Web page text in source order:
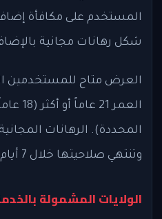
شكل رهانات مجانية
العرض متاح للمستخدمين
العمر
المحددة). الرهانات
وتنتهي صلاحيتها خلال 7 أيام من الحصول عليها.
الولايات المشمولة